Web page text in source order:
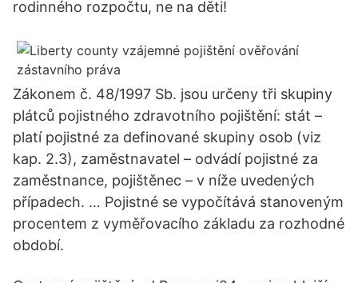
rodinného rozpočtu, ne na děti!
Zákonem č. 48/1997 Sb. jsou určeny tři skupiny
plátců pojistného zdravotního pojištění: stát –
platí pojistné za definované skupiny osob (viz
kap. 2.3), zaměstnavatel – odvádí pojistné za
zaměstnance, pojištěnec – v níže uvedených
případech. … Pojistné se vypočítává stanoveným
procentem z vyměřovacího základu za rozhodné
období.